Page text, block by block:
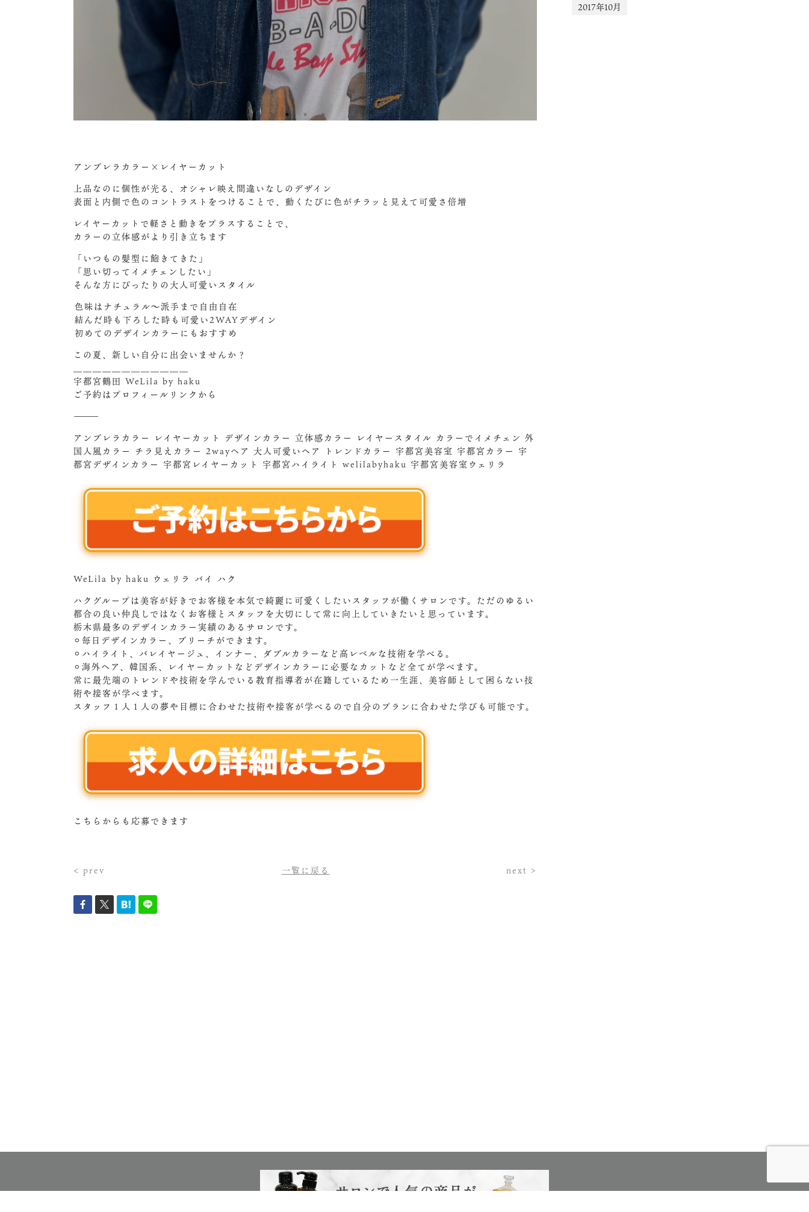
アンブレラカラー×レイヤーカット
上品なのに個性が光る、オシャレ映え間違いなしのデザイン
表面と内側で色のコントラストをつけることで、動くたびに色がチラッと見えて可愛さ倍増
レイヤーカットで軽さと動きをプラスすることで、
カラーの立体感がより引き立ちます️
「いつもの髪型に飽きてきた」
「思い切ってイメチェンしたい」
そんな方にぴったりの大人可愛いスタイル
️色味はナチュラル〜派手まで自由自在
️結んだ時も下ろした時も可愛い2WAYデザイン
️初めてのデザインカラーにもおすすめ
この夏、新しい自分に出会いませんか？
宇都宮鶴田 WeLila by haku
ご予約はプロフィールリンクから
⸻
アンブレラカラー レイヤーカット デザインカラー 立体感カラー レイヤースタイル カラーでイメチェン 外
国人風カラー チラ見えカラー 2wayヘア 大人可愛いヘア トレンドカラー 宇都宮美容室 宇都宮カラー 宇
都宮デザインカラー 宇都宮レイヤーカット 宇都宮ハイライト welilabyhaku 宇都宮美容室ウェリラ
WeLila by haku ウェリラ バイ ハク
ハクグループは美容が好きでお客様を本気で綺麗に可愛くしたいスタッフが働くサロンです。ただのゆるい
都合の良い仲良しではなくお客様とスタッフを大切にして常に向上していきたいと思っています。
栃木県最多のデザインカラー実績のあるサロンです。
⚪︎毎日デザインカラー、ブリーチができます。
⚪︎ハイライト、バレイヤージュ、インナー、ダブルカラーなど高レベルな技術を学べる。
⚪︎海外ヘア、韓国系、レイヤーカットなどデザインカラーに必要なカットなど全てが学べます。
常に最先端のトレンドや技術を学んでいる教育指導者が在籍しているため一生涯、美容師として困らない技
術や接客が学べます。
スタッフ１人１人の夢や目標に合わせた技術や接客が学べるので自分のプランに合わせた学びも可能です。
こちらからも応募できます
< prev 一覧に戻る next >
2017年10月